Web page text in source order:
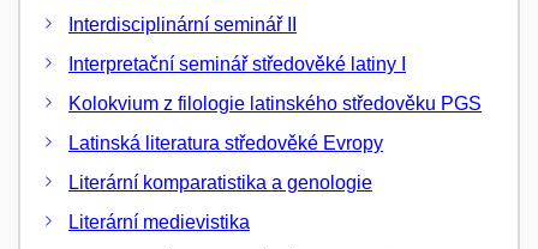
Interdisciplinární seminář II
Interpretační seminář středověké latiny I
Kolokvium z filologie latinského středověku PGS
Latinská literatura středověké Evropy
Literární komparatistika a genologie
Literární medievistika